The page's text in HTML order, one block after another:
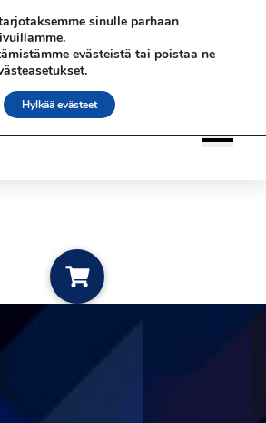
| Tilaa uutiskirje
RATEKO Akatemia | Suomi
Add to cart
sinulle parhaan
evästeistä tai poistaa ne
.
Hylkää evästeet